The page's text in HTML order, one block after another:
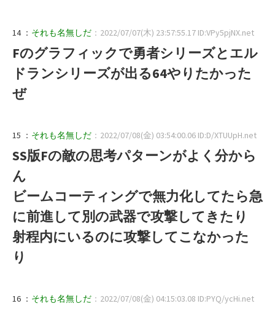
14 ： それも名無しだ ：2022/07/07(木) 23:57:55.17 ID:VPy5pjNX.net
Fのグラフィックで勇者シリーズとエル
ドランシリーズが出る64やりたかった
ぜ
15 ： それも名無しだ ：2022/07/08(金) 03:54:00.06 ID:D/XTUUpH.net
SS版Fの敵の思考パターンがよく分から
ん
ビームコーティングで無力化してたら急
に前進して別の武器で攻撃してきたり
射程内にいるのに攻撃してこなかった
り
16 ： それも名無しだ ：2022/07/08(金) 04:15:03.08 ID:PYQ/ycHi.net